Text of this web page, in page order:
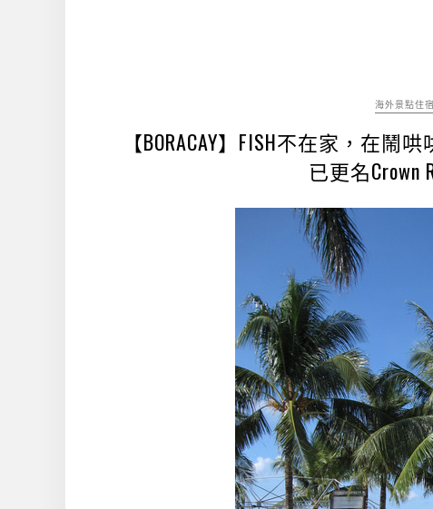
海外景點住宿
【BORACAY】FISH不在家，在鬧
已更名Crown